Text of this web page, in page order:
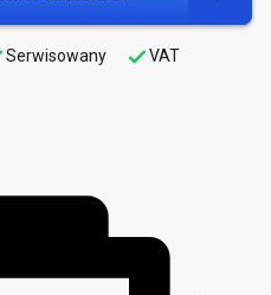
Serwisowany
VAT